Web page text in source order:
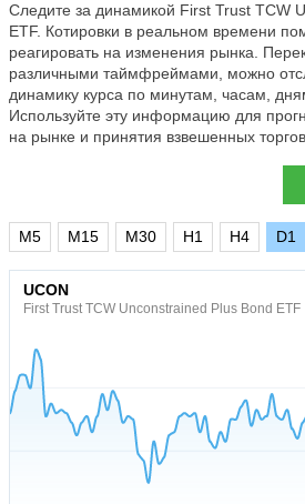
Следите за динамикой First Trust TCW
ETF. Котировки в реальном времени
реагировать на изменения рынка.
различными таймфреймами, можно
динамику курса по минутам, часам,
Используйте эту информацию для
на рынке и принятия взвешенных
M5 M15 M30 H1 H4 D1
UCON
First Trust TCW Unconstrained Plus Bond ETF